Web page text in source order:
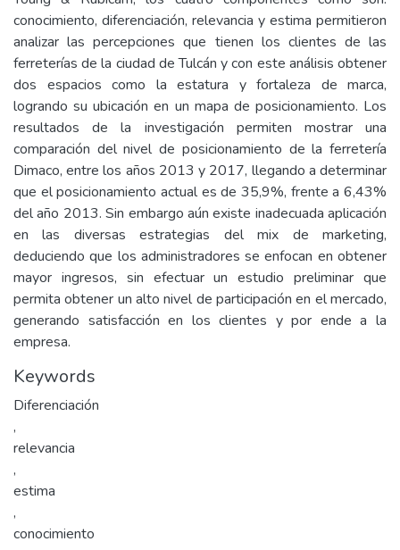
conocimiento, diferenciación, relevancia y estima permitieron
analizar las percepciones que tienen los clientes de las
ferreterías de la ciudad de Tulcán y con este análisis obtener
dos espacios como la estatura y fortaleza de marca,
logrando su ubicación en un mapa de posicionamiento. Los
resultados de la investigación permiten mostrar una
comparación del nivel de posicionamiento de la ferretería
Dimaco, entre los años 2013 y 2017, llegando a determinar
que el posicionamiento actual es de 35,9%, frente a 6,43%
del año 2013. Sin embargo aún existe inadecuada aplicación
en las diversas estrategias del mix de marketing,
deduciendo que los administradores se enfocan en obtener
mayor ingresos, sin efectuar un estudio preliminar que
permita obtener un alto nivel de participación en el mercado,
generando satisfacción en los clientes y por ende a la
empresa.
Keywords
Diferenciación
,
relevancia
,
estima
,
conocimiento